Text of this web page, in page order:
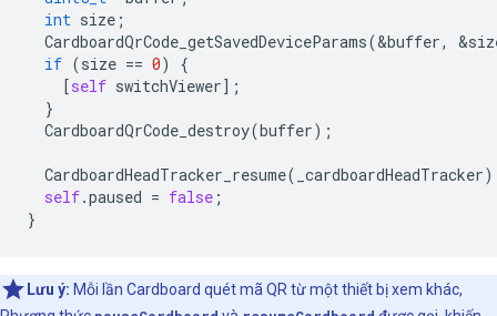
int size ;
CardboardQrCode_getSavedDeviceParams(&buffer, &
if (size == 0)
{
[self switchViewer];
}
CardboardQrCode_destroy(buffer);
CardboardHeadTracker_resume( _cardboardHeadTracker
self.paused = false ;
}
Lưu ý: Mỗi lần Cardboard quét mã QR từ một thiết bị xem khác,